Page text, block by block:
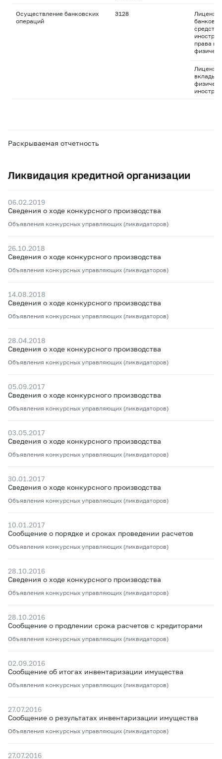
Осуществление банковских
операций
3128
права
вклады
Раскрываемая отчетность
Ликвидация кредитной организации
06.02.2019
Сведения о ходе конкурсного производства
Объявления конкурсных управляющих (ликвидаторов)
26.10.2018
Сведения о ходе конкурсного производства
Объявления конкурсных управляющих (ликвидаторов)
14.08.2018
Сведения о ходе конкурсного производства
Объявления конкурсных управляющих (ликвидаторов)
28.04.2018
Сведения о ходе конкурсного производства
Объявления конкурсных управляющих (ликвидаторов)
05.09.2017
Сведения о ходе конкурсного производства
Объявления конкурсных управляющих (ликвидаторов)
03.05.2017
Сведения о ходе конкурсного производства
Объявления конкурсных управляющих (ликвидаторов)
30.01.2017
Сведения о ходе конкурсного производства
Объявления конкурсных управляющих (ликвидаторов)
10.01.2017
Сообщение о порядке и сроках проведении расчетов
Объявления конкурсных управляющих (ликвидаторов)
28.10.2016
Сведения о ходе конкурсного производства
Объявления конкурсных управляющих (ликвидаторов)
28.10.2016
Сообщение о продлении срока расчетов с кредиторами
Объявления конкурсных управляющих (ликвидаторов)
02.09.2016
Сообщение об итогах инвентаризации имущества
Объявления конкурсных управляющих (ликвидаторов)
27.07.2016
Сообщение о результатах инвентаризации имущества
Объявления конкурсных управляющих (ликвидаторов)
27.07.2016